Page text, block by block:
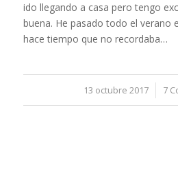
ido llegando a casa pero tengo
buena. He pasado todo el verano
hace tiempo que no recordaba…
13 octubre 2017
/ 7